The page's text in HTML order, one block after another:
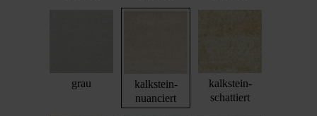
grau
kalkstein-
nuanciert
kalkstein-
schattiert